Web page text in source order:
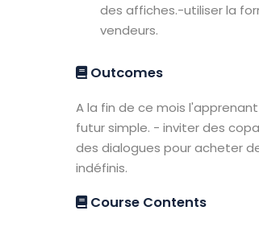
des affiches.-utiliser la
vendeurs.
Outcomes
A la fin de ce mois
futur simple. - inviter des
des dialogues pour acheter
indéfinis.
Course Contents